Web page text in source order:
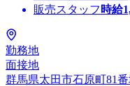
販売スタッフ 時給
勤務地
面接地
群馬県太田市石原町81